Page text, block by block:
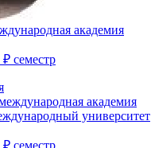
академия
семестр
университет
семестр